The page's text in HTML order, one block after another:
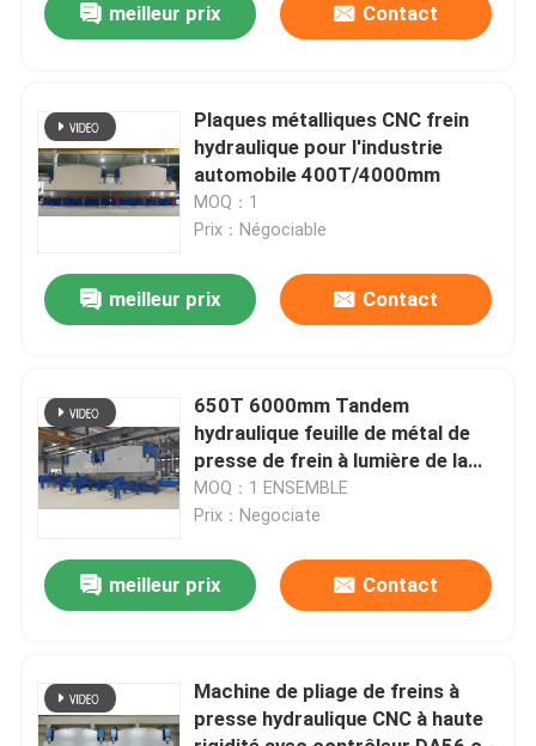
meilleur prix Contact
Plaques métalliques CNC frein
hydraulique pour l'industrie
automobile 400T/4000mm
MOQ：1
Prix：Négociable
meilleur prix Contact
650T 6000mm Tandem
hydraulique feuille de métal de
presse de frein à lumière de la
fabrication de pôle
MOQ：1 ENSEMBLE
Prix：Negociate
meilleur prix Contact
Machine de pliage de freins à
presse hydraulique CNC à haute